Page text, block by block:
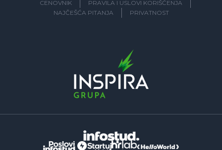
CENOVNIK
PRAVILA I USLOVI KORIŠĆENJA
NAJČEŠĆA PITANJA
PRIVATNOST